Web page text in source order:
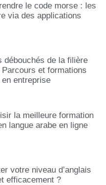
le code morse : les
via des applications
débouchés de la filière
et formations
entreprise
la meilleure formation
langue arabe en ligne
votre niveau d’anglais
efficacement ?